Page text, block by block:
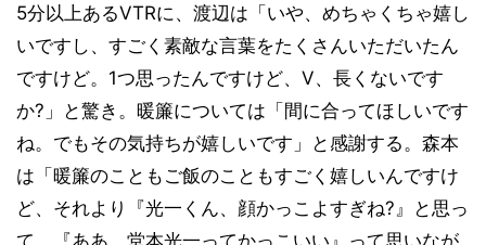
5分以上あるVTRに、渡辺は「いや、めちゃくちゃ嬉し
いですし、すごく素敵な言葉をたくさんいただいたん
ですけど。1つ思ったんですけど、V、長くないです
か?」と驚き。暖簾については「間に合ってほしいです
ね。でもその気持ちが嬉しいです」と感謝する。森本
は「暖簾のこともご飯のこともすごく嬉しいんですけ
ど、それより『光一くん、顔かっこよすぎね?』と思っ
て、『ああ、堂本光一ってかっこいい』って思いなが